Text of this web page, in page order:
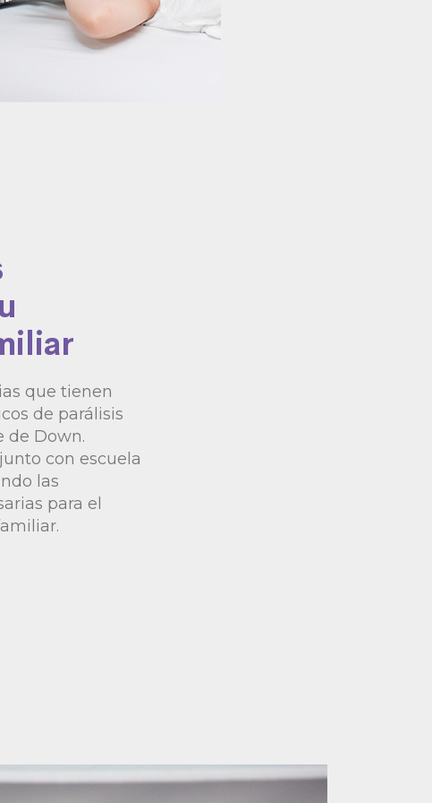
que tienen
de parálisis
de Down.
con escuela
las
para el